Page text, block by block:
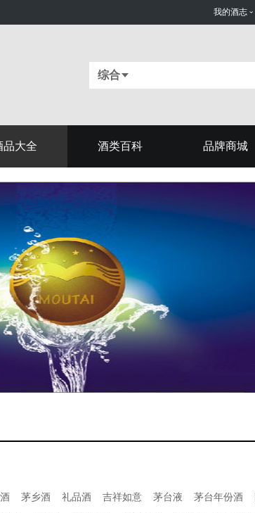
我的酒志
综合
品大全 酒类百科 品牌商城
茅乡酒 礼品酒 吉祥如意 茅台液 茅台年份酒